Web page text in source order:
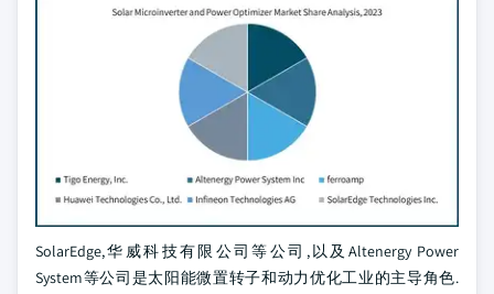
SolarEdge,华威科技有限公司等公司,以及Altenergy Power
System等公司是太阳能微置转子和动力优化工业的主导角色.